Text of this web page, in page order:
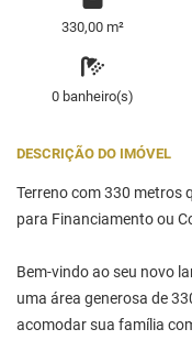
330,00 m²
0 banheiro(s)
DESCRIÇÃO DO IMÓVEL
Terreno com 330 metros
para Financiamento ou
Bem-vindo ao seu novo
uma área generosa de
acomodar sua família